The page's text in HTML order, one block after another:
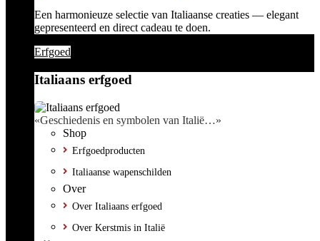
Een harmonieuze selectie van Italiaanse creaties — elegant
gepresenteerd en direct cadeau te doen.
Erfgoed
Italiaans erfgoed
«Geschiedenis en symbolen van Italië…»
Shop
Erfgoedproducten
Italiaanse wapenschilden
Over
Over Italiaans erfgoed
Over Kerstmis in Italië